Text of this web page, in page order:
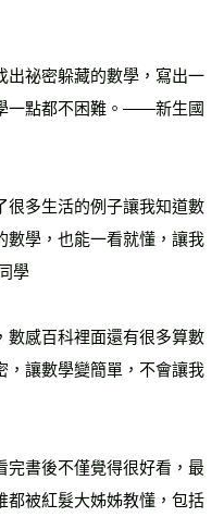
出祕密躲藏的數學，寫出一
一點都不困難。——新生國
很多生活的例子讓我知道數
數學，也能一看就懂，讓我
學
數感百科裡面還有很多算數
，讓數學變簡單，不會讓我
完書後不僅覺得很好看，最
都被紅髮大姊姊教懂，包括